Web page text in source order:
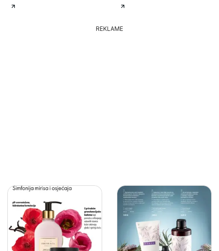
REKLAME